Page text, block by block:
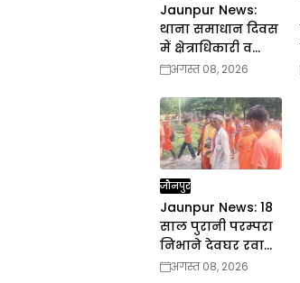
Jaunpur News:
थाना समाधान दिवस
में क्षेत्राधिकारी व
तहसीलदार ने सुनी
अगस्त 08, 2026
जौनपुर
Jaunpur News: 18
साल पुरानी परम्परा
निभाने देवघर रवाना
हुये 150 कांवरिये
अगस्त 08, 2026